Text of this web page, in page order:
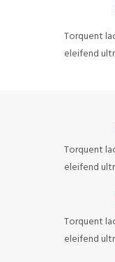
Torquent
eleifend
Torquent
eleifend
Torquent
eleifend